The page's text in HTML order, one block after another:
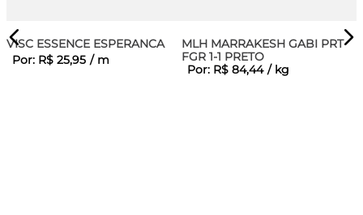
VISC ESSENCE ESPERANCA
Por: R$ 25,95 / m
MLH MARRAKESH GABI PRT
FGR 1-1 PRETO
Por: R$ 84,44 / kg